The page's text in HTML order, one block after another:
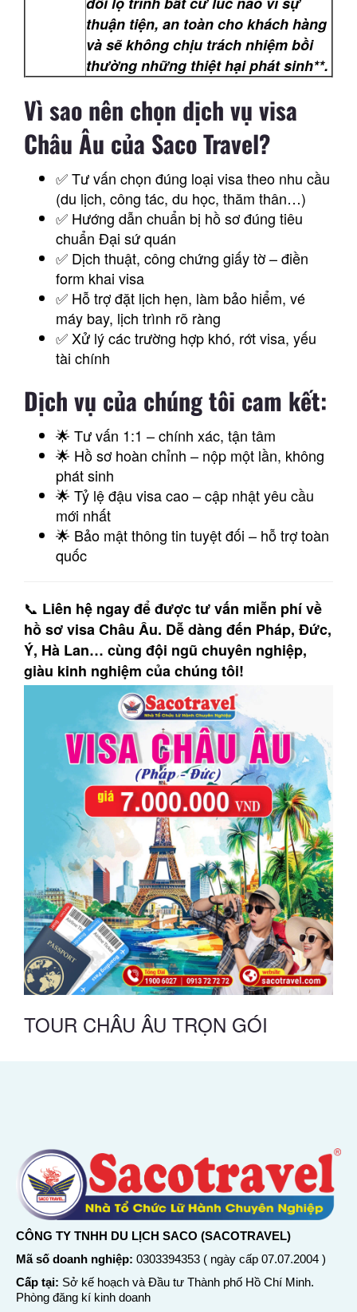
thuận tiện, an toàn cho khách hàng
và sẽ không chịu trách nhiệm bồi
thường những thiệt hại phát sinh**.
Vì sao nên chọn dịch vụ visa
Châu Âu của Saco Travel?
✅ Tư vấn chọn đúng loại visa theo nhu cầu
(du lịch, công tác, du học, thăm thân…)
✅ Hướng dẫn chuẩn bị hồ sơ đúng tiêu
chuẩn Đại sứ quán
✅ Dịch thuật, công chứng giấy tờ – điền
form khai visa
✅ Hỗ trợ đặt lịch hẹn, làm bảo hiểm, vé
máy bay, lịch trình rõ ràng
✅ Xử lý các trường hợp khó, rớt visa, yếu
tài chính
Dịch vụ của chúng tôi cam kết:
🌟 Tư vấn 1:1 – chính xác, tận tâm
🌟 Hồ sơ hoàn chỉnh – nộp một lần, không
phát sinh
🌟 Tỷ lệ đậu visa cao – cập nhật yêu cầu
mới nhất
🌟 Bảo mật thông tin tuyệt đối – hỗ trợ toàn
quốc
📞 Liên hệ ngay để được tư vấn miễn phí về
hồ sơ visa Châu Âu. Dễ dàng đến Pháp, Đức,
Ý, Hà Lan… cùng đội ngũ chuyên nghiệp,
giàu kinh nghiệm của chúng tôi!
TOUR CHÂU ÂU TRỌN GÓI
CÔNG TY TNHH DU LỊCH SACO (SACOTRAVEL)
Mã số doanh nghiệp: 0303394353 ( ngày cấp 07.07.2004 )
Cấp tại: Sở kế hoạch và Đầu tư Thành phố Hồ Chí Minh.
Phòng đăng kí kinh doanh